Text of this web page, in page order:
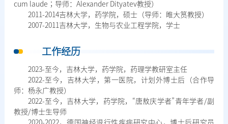
cum laude；导师：Alexander Dityatev教授）
2011-2014吉林大学，药学院，硕士（导师：睢大筼教授）
2007-2011吉林大学，生物与农业工程学院，学士
工作经历
2023-至今，吉林大学，药学院，药理学教研室主任
2022-至今，吉林大学，第一医院，计划外博士后（合作导
师：杨永广教授）
2022-至今，吉林大学，药学院，“唐敖庆学者”青年学者/副
教授/博士生导师